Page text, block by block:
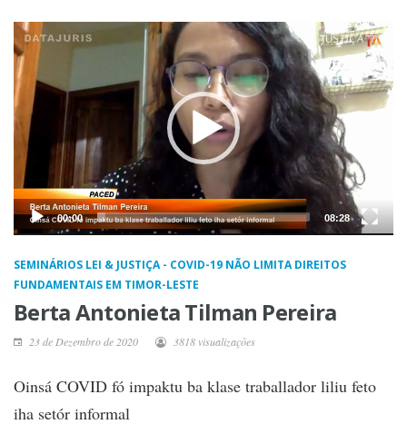
Video
Player
00:00 08:28
SEMINÁRIOS LEI & JUSTIÇA - COVID-19 NÃO LIMITA DIREITOS
FUNDAMENTAIS EM TIMOR-LESTE
Berta Antonieta Tilman Pereira
23 de Dezembro de 2020 3818 visualizações
Oinsá COVID fó impaktu ba klase traballador liliu feto
iha setór informal